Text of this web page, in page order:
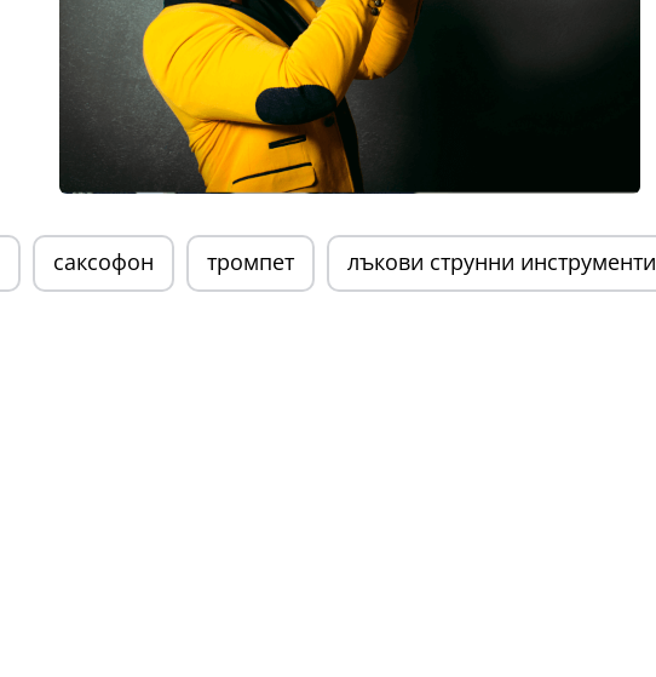
саксофон тромпет лъкови струнни инструменти